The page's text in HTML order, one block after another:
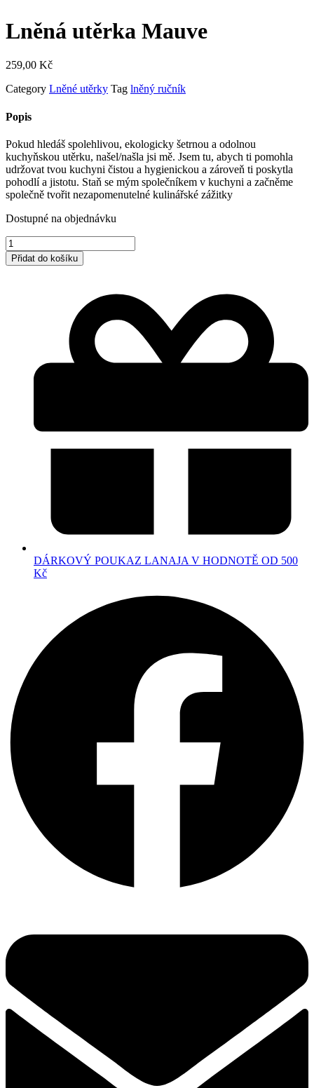
Lněná utěrka Mauve
259,00 Kč
Category Lněné utěrky Tag lněný ručník
Popis
Pokud hledáš spolehlivou, ekologicky šetrnou a odolnou
kuchyňskou utěrku, našel/našla jsi mě. Jsem tu, abych ti pomohla
udržovat tvou kuchyni čistou a hygienickou a zároveň ti poskytla
pohodlí a jistotu. Staň se mým společníkem v kuchyni a začněme
společně tvořit nezapomenutelné kulinářské zážitky
Dostupné na objednávku
Lněná
utěrka
Mauve
Přidat do košíku
DÁRKOVÝ POUKAZ LANAJA V HODNOTĚ OD 500
Kč